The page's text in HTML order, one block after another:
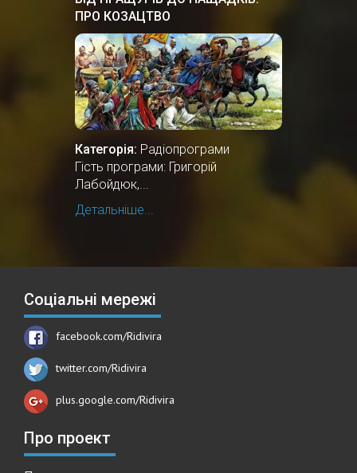
ПРО КОЗАЦТВО
Категорія: Радіопрограми
Гість програми: Григорій
Лабойдюк,...
Детальніше...
Соціальні мережі
facebook.com/Ridivira
twitter.com/Ridivira
plus.google.com/Ridivira
Про проект